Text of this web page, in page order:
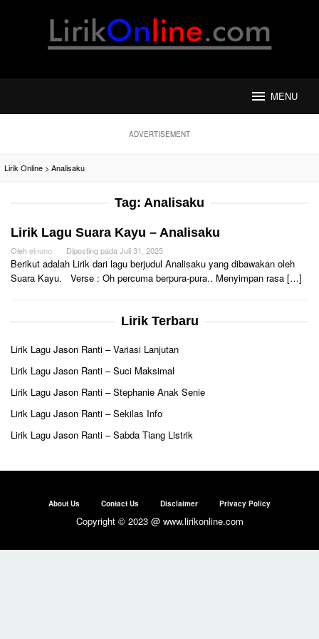
MENU
ADVERTISEMENT
Lirik Online > Analisaku
Tag: Analisaku
Lirik Lagu Suara Kayu – Analisaku
Olehelnuno Diposting pada Juli 31, 2025
Berikut adalah Lirik dari lagu berjudul Analisaku yang dibawakan oleh
Suara Kayu. Verse : Oh percuma berpura-pura.. Menyimpan rasa […]
Lirik Terbaru
Lirik Lagu Jason Ranti – Variasi Lanjutan
Lirik Lagu Jason Ranti – Suci Maksimal
Lirik Lagu Jason Ranti – Stephanie Anak Senie
Lirik Lagu Jason Ranti – Sekilas Info
Lirik Lagu Jason Ranti – Sabda Tiang Listrik
About Us Contact Us Disclaimer Privacy Policy
Copyright © 2023 @ www.lirikonline.com